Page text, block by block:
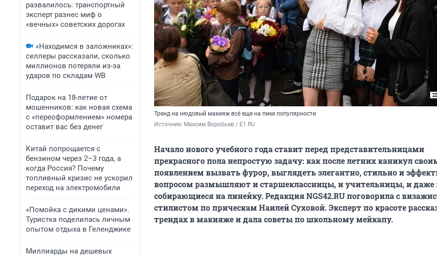
развалилось: транспортный
эксперт разнес миф о
«вечных» советских дорогах
«Находимся в заложниках»:
селлеры рассказали, сколько
миллионов потеряли из-за
ударов по складам WB
Подарок на 18-летие от
мошенников: как новая схема
с «переоформлением» номера
оставит вас без денег
Китай попрощается с
бензином через 2–3 года, а
когда Россия? Почему
топливный кризис не ускорил
переход на электромобили
«Помойка с дикими ценами».
Туристка поделилась личным
опытом отдыха в Геленджике
Миллиарды на дешевых
Тренд на нюдовый макияж всё еще на пике популярности
Источник: Максим Воробьев / E1.RU
Начало нового учебного года ставит перед представительницами
прекрасного пола непростую задачу: как после летних каникул
появлением вызвать фурор, выглядеть элегантно, стильно и
вопросом размышляют и старшеклассницы, и учительницы, и
собирающиеся на линейку. Редакция NGS42.RU поговорила с
стилистом по прическам Наилей Суховой. Эксперт по красоте
трендах в макияже и дала советы по школьному мейкапу.